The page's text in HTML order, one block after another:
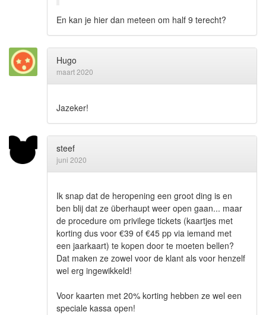
En kan je hier dan meteen om half 9 terecht?
Hugo
maart 2020
Jazeker!
steef
juni 2020
Ik snap dat de heropening een groot ding is en
ben blij dat ze überhaupt weer open gaan... maar
de procedure om privilege tickets (kaartjes met
korting dus voor €39 of €45 pp via iemand met
een jaarkaart) te kopen door te moeten bellen?
Dat maken ze zowel voor de klant als voor henzelf
wel erg ingewikkeld!
Voor kaarten met 20% korting hebben ze wel een
speciale kassa open!